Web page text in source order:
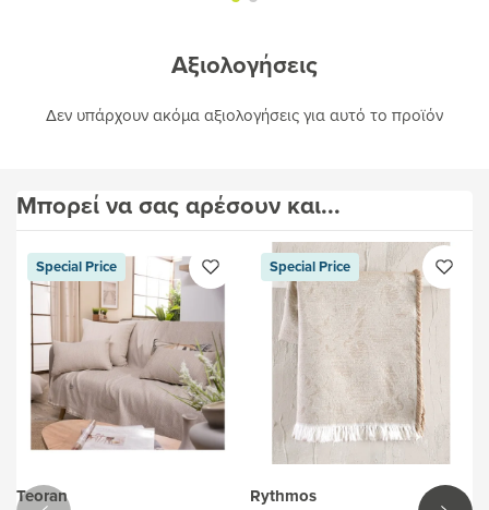
Αξιολογήσεις
Δεν υπάρχουν ακόμα αξιολογήσεις για αυτό το προϊόν
Μπορεί να σας αρέσουν και...
Special Price
Teoran
Special Price
Rythmos